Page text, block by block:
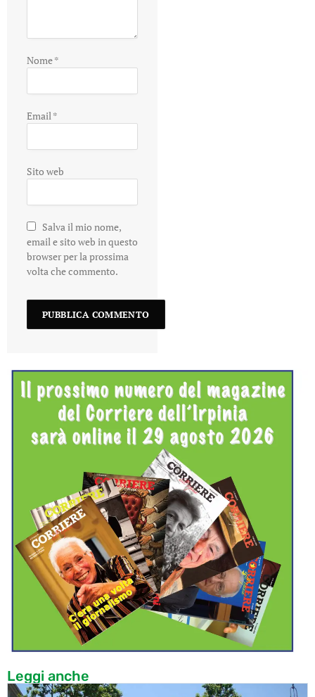
Nome*
Email*
Sito web
Salva il mio nome,
email e sito web in questo
browser per la prossima
volta che commento.
Leggi anche